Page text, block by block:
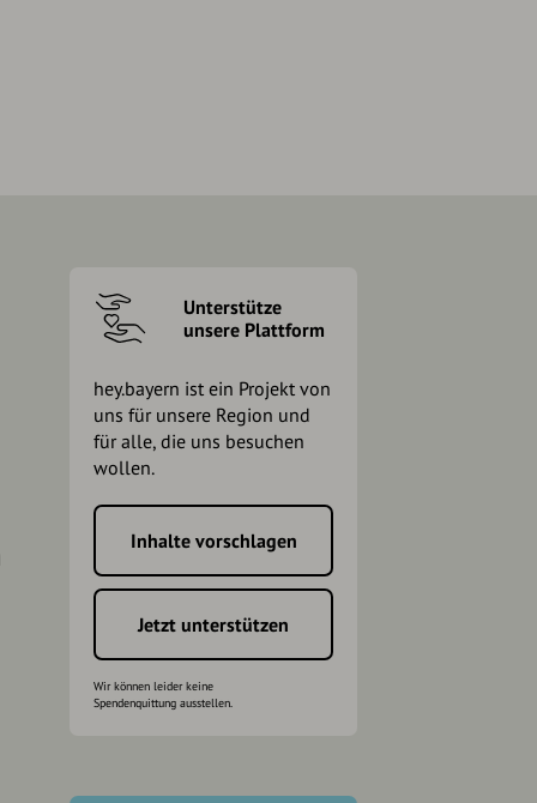
Unterstütze
unsere Plattform
hey.bayern ist ein Projekt von
uns für unsere Region und
für alle, die uns besuchen
wollen.
Inhalte vorschlagen
Jetzt unterstützen
Wir können leider keine
Spendenquittung ausstellen.